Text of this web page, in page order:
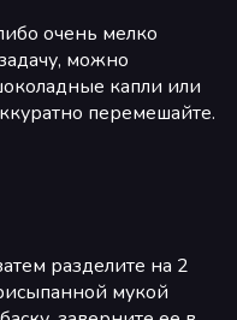
очень мелко
можно
капли или
перемешайте.
разделите на 2
мукой